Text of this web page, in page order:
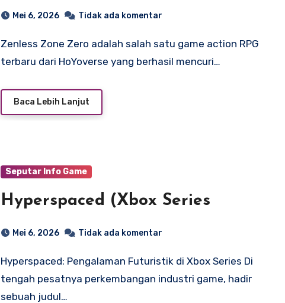
Mei 6, 2026 Tidak ada komentar
Zenless Zone Zero adalah salah satu game action RPG
terbaru dari HoYoverse yang berhasil mencuri…
Baca Lebih Lanjut
Seputar Info Game
Hyperspaced (Xbox Series
Mei 6, 2026 Tidak ada komentar
Hyperspaced: Pengalaman Futuristik di Xbox Series Di
tengah pesatnya perkembangan industri game, hadir
sebuah judul…